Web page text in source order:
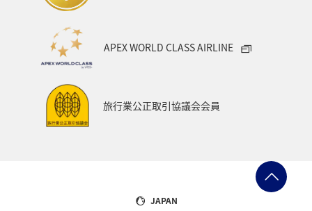
APEX WORLD CLASS AIRLINE
旅行業公正取引協議会会員
JAPAN